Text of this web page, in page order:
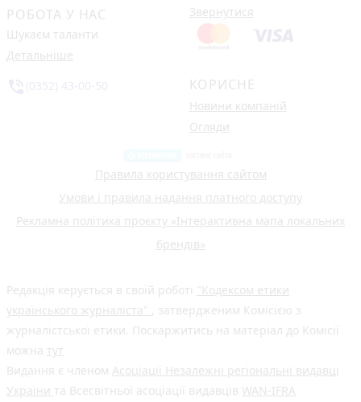
РОБОТА У НАС
Шукаєм таланти
Детальніше
Звернутися
КОРИСНЕ
Новини компаній
Огляди
Правила користування сайтом
Умови і правила надання платного доступу
Рекламна політика проєкту «Інтерактивна мапа локальних
брендів»
Редакція керується в своїй роботі "Кодексом етики
українського журналіста" , затвердженим Комісією з
журналістської етики. Поскаржитись на матеріал до Комісії
можна тут
Видання є членом Асоціації Незалежні регіональні видавці
України та Всесвітньої асоціації видавців WAN-IFRA